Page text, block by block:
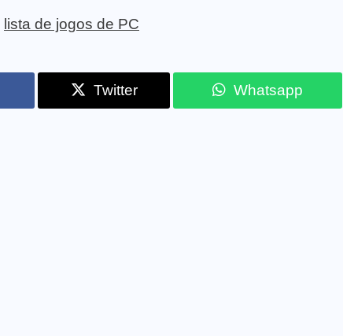
lista de jogos de PC
Twitter Whatsapp